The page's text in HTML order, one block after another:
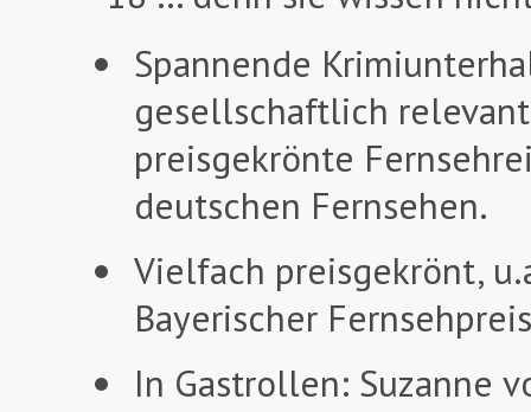
Spannende
gesellschaftlich
preisgekrönte
deutschen Fernsehen.
Vielfach preisgekrönt,
Bayerischer
In Gastrollen: Suzanne